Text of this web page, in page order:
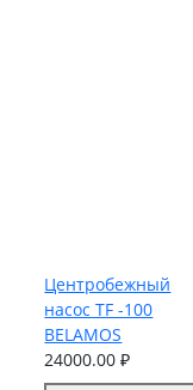
Центробежный
насос TF -100
BELAMOS
24000.00 ₽